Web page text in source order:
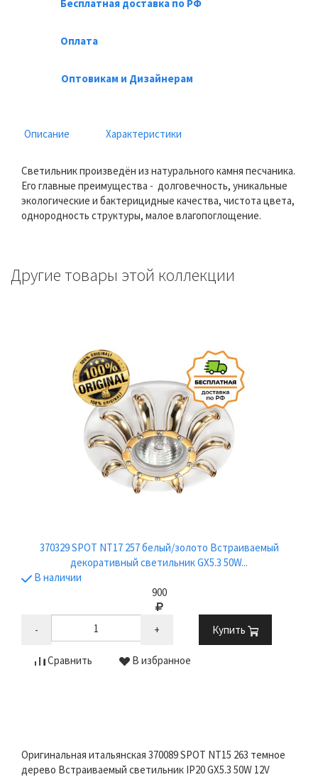
Бесплатная доставка по РФ
Оплата
Оптовикам и Дизайнерам
Описание Характеристики
Светильник произведён из натурального камня песчаника.
Его главные преимущества - долговечность, уникальные
экологические и бактерицидные качества, чистота цвета,
однородность структуры, малое влагопоглощение.
Другие товары этой коллекции
370329 SPOT NT17 257 белый/золото Встраиваемый
декоративный светильник GX5.3 50W...
В наличии
900
- + Купить
Сравнить В избранное
Оригинальная итальянская 370089 SPOT NT15 263 темное
дерево Встраиваемый светильник IP20 GX5.3 50W 12V